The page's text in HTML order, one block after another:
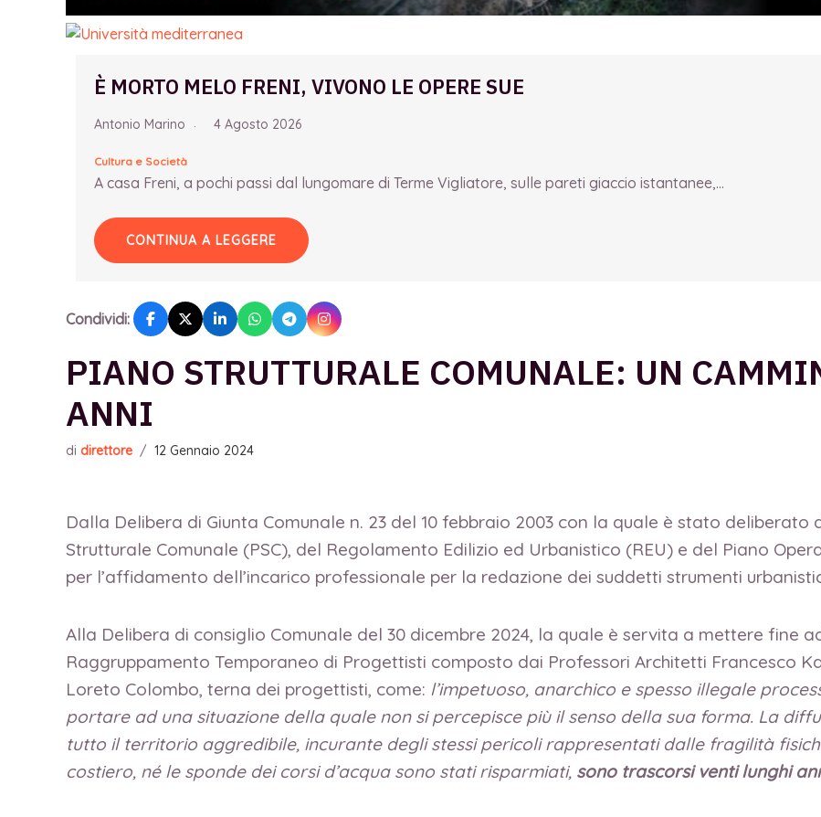
È MORTO MELO FRENI, VIVONO LE OPERE SUE
Antonio Marino 4 Agosto 2026
Cultura e Società
A casa Freni, a pochi passi dal lungomare di Terme Vigliatore, sulle pareti giaccio istantanee,...
CONTINUA A LEGGERE
Condividi:
PIANO STRUTTURALE COMUNALE: UN
ANNI
di direttore / 12 Gennaio 2024
Dalla Delibera di Giunta Comunale n. 23 del 10 febbraio 2003 con la quale è stato
Strutturale Comunale (PSC), del Regolamento Edilizio ed Urbanistico (REU) e del Piano
per l’affidamento dell’incarico professionale per la redazione dei suddetti strumenti
Alla Delibera di consiglio Comunale del 30 dicembre 2024, la quale è servita a mettere fine
Raggruppamento Temporaneo di Progettisti composto dai Professori Architetti Francesco
Loreto Colombo, terna dei progettisti, come: l’impetuoso, anarchico e spesso illegale
portare ad una situazione della quale non si percepisce più il senso della sua forma. La
tutto il territorio aggredibile, incurante degli stessi pericoli rappresentati dalle fragilità
costiero, né le sponde dei corsi d’acqua sono stati risparmiati, sono trascorsi venti lunghi